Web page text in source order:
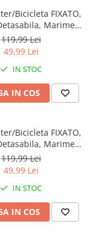
Bicicleta FIXATO,
Marime
54-60 cm, Galben
119,99 Lei
49,99 Lei
IN STOC
IN COS
Bicicleta FIXATO,
Marime
54-60 cm, Albastru
119,99 Lei
49,99 Lei
IN STOC
IN COS